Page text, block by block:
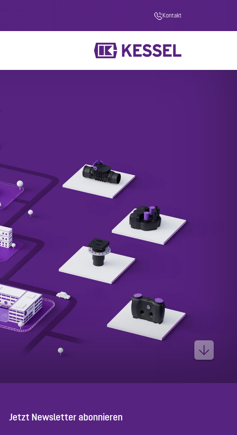
Kontakt
Jetzt Newsletter abonnieren